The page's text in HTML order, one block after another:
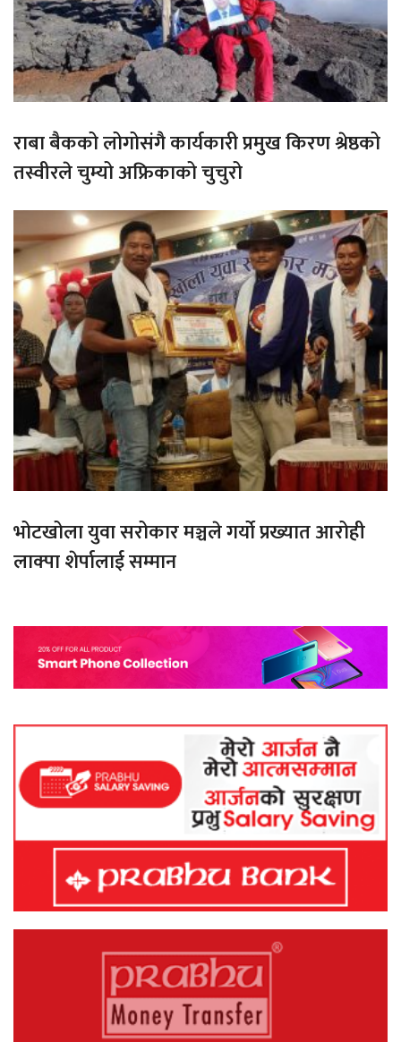
राबा बैकको लोगोसंगै कार्यकारी प्रमुख किरण श्रेष्ठको
तस्वीरले चुम्यो अफ्रिकाको चुचुरो
भोटखोला युवा सरोकार मञ्चले गर्यो प्रख्यात आरोही
लाक्पा शेर्पालाई सम्मान